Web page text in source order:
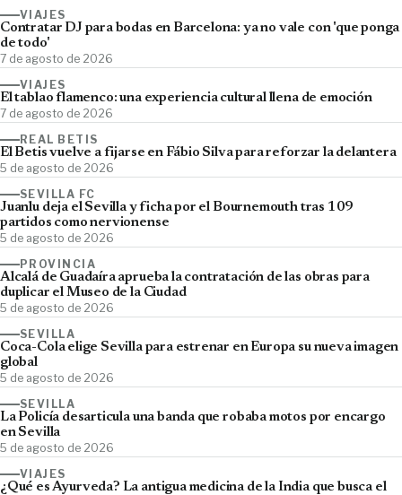
VIAJES
Contratar DJ para bodas en Barcelona: ya no vale con 'que ponga
de todo'
7 de agosto de 2026
VIAJES
El tablao flamenco: una experiencia cultural llena de emoción
7 de agosto de 2026
REAL BETIS
El Betis vuelve a fijarse en Fábio Silva para reforzar la delantera
5 de agosto de 2026
SEVILLA FC
Juanlu deja el Sevilla y ficha por el Bournemouth tras 109
partidos como nervionense
5 de agosto de 2026
PROVINCIA
Alcalá de Guadaíra aprueba la contratación de las obras para
duplicar el Museo de la Ciudad
5 de agosto de 2026
SEVILLA
Coca-Cola elige Sevilla para estrenar en Europa su nueva imagen
global
5 de agosto de 2026
SEVILLA
La Policía desarticula una banda que robaba motos por encargo
en Sevilla
5 de agosto de 2026
VIAJES
¿Qué es Ayurveda? La antigua medicina de la India que busca el